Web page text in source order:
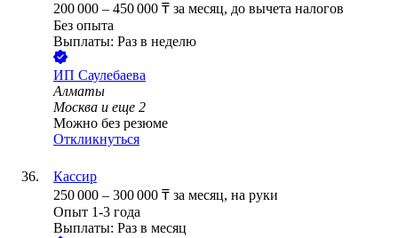
200 000 – 450 000 ₸ за месяц, до вычета налогов
Без опыта
Выплаты: Раз в неделю
ИП Саулебаева
Алматы
Москва и еще 2
Можно без резюме
Откликнуться
Кассир
250 000 – 300 000 ₸ за месяц, на руки
Опыт 1-3 года
Выплаты: Раз в месяц